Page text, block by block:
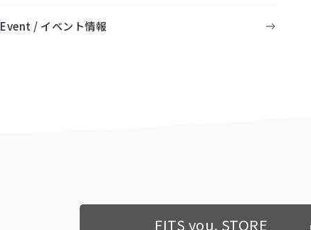
Event / イベント情報
FITS you. STORE